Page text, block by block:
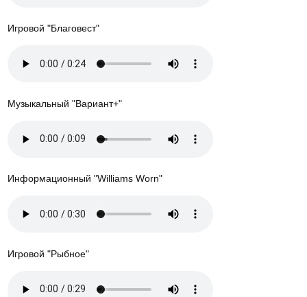
Игровой "Благовест"
Музыкальный "Вариант+"
Информационный "Williams Worn"
Игровой "Рыбное"